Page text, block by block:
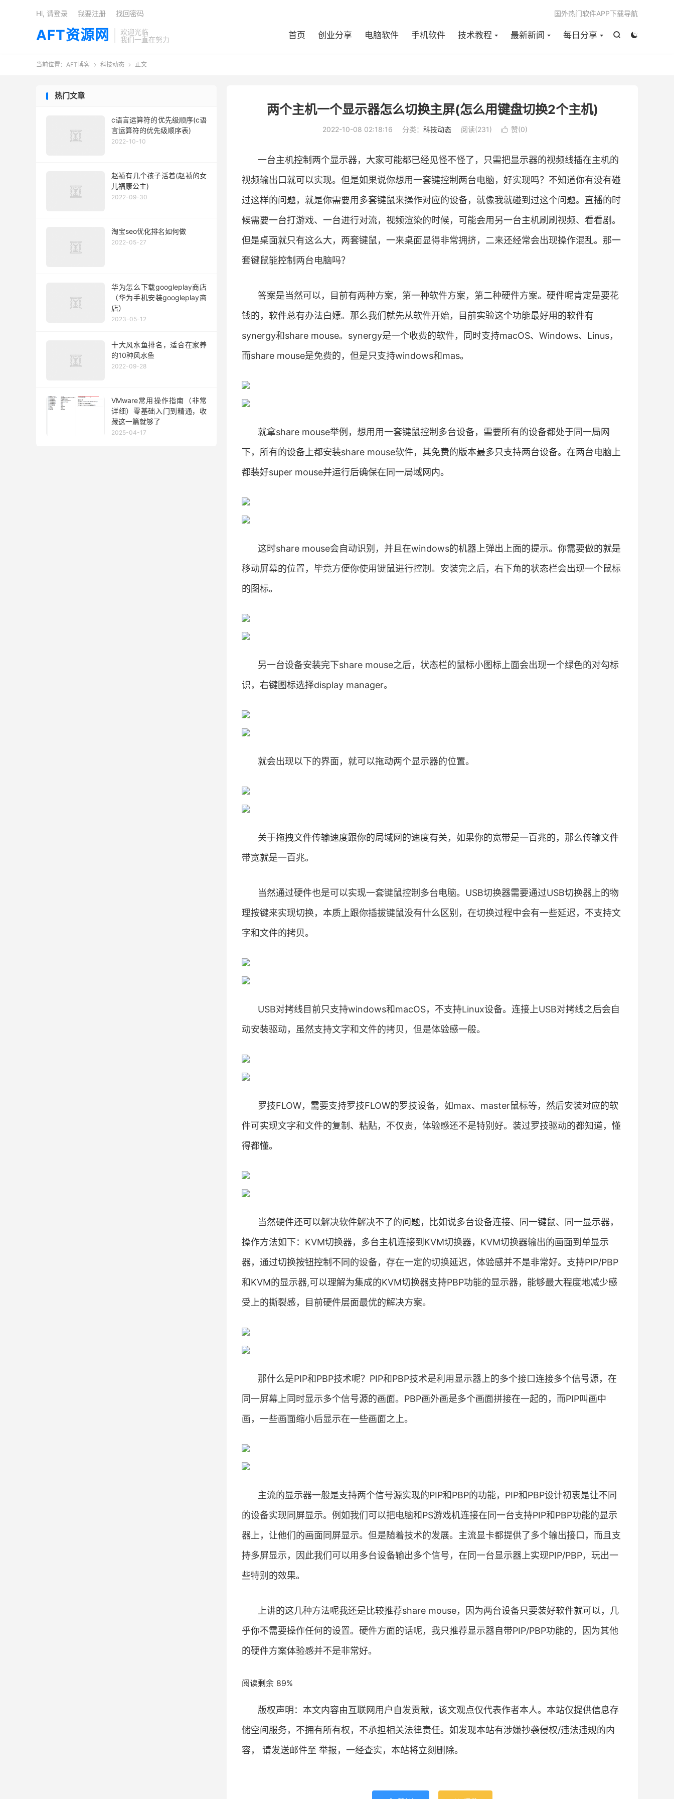
AFT资源网
欢迎光临
我们一直在努力


首页 创业分享 电脑软件 手机软件 技术教程 最新新闻 每日分享
国外热门软件APP下载导航
Hi, 请登录 我要注册 找回密码
当前位置： AFT博客  科技动态  正文
两个主机一个显示器怎么切换主屏(怎么用键盘切换2个主机)
2022-10-08 02:18:16 分类： 科技动态 阅读(231)  赞(0)
一台主机控制两个显示器，大家可能都已经见怪不怪了，只需把显示器的视频线插在主机的
视频输出口就可以实现。但是如果说你想用一套键控制两台电脑，好实现吗？不知道你有没有碰
过这样的问题，就是你需要用多套键鼠来操作对应的设备，就像我就碰到过这个问题。直播的时
候需要一台打游戏、一台进行对流，视频渲染的时候，可能会用另一台主机刷刷视频、看看剧。
但是桌面就只有这么大，两套键鼠，一来桌面显得非常拥挤，二来还经常会出现操作混乱。那一
套键鼠能控制两台电脑吗？
答案是当然可以，目前有两种方案，第一种软件方案，第二种硬件方案。硬件呢肯定是要花
钱的，软件总有办法白嫖。那么我们就先从软件开始，目前实验这个功能最好用的软件有
synergy和share mouse。synergy是一个收费的软件，同时支持macOS、Windows、Linus，
而share mouse是免费的，但是只支持windows和mas。
就拿share mouse举例，想用用一套键鼠控制多台设备，需要所有的设备都处于同一局网
下，所有的设备上都安装share mouse软件，其免费的版本最多只支持两台设备。在两台电脑上
都装好super mouse并运行后确保在同一局域网内。
这时share mouse会自动识别，并且在windows的机器上弹出上面的提示。你需要做的就是
移动屏幕的位置，毕竟方便你使用键鼠进行控制。安装完之后，右下角的状态栏会出现一个鼠标
的图标。
另一台设备安装完下share mouse之后，状态栏的鼠标小图标上面会出现一个绿色的对勾标
识，右键图标选择display manager。
就会出现以下的界面，就可以拖动两个显示器的位置。
关于拖拽文件传输速度跟你的局域网的速度有关，如果你的宽带是一百兆的，那么传输文件
带宽就是一百兆。
当然通过硬件也是可以实现一套键鼠控制多台电脑。USB切换器需要通过USB切换器上的物
理按键来实现切换，本质上跟你插拔键鼠没有什么区别，在切换过程中会有一些延迟，不支持文
字和文件的拷贝。
USB对拷线目前只支持windows和macOS，不支持Linux设备。连接上USB对拷线之后会自
动安装驱动，虽然支持文字和文件的拷贝，但是体验感一般。
罗技FLOW，需要支持罗技FLOW的罗技设备，如max、master鼠标等，然后安装对应的软
件可实现文字和文件的复制、粘贴，不仅贵，体验感还不是特别好。装过罗技驱动的都知道，懂
得都懂。
当然硬件还可以解决软件解决不了的问题，比如说多台设备连接、同一键鼠、同一显示器，
操作方法如下：KVM切换器，多台主机连接到KVM切换器，KVM切换器输出的画面到单显示
器，通过切换按钮控制不同的设备，存在一定的切换延迟，体验感并不是非常好。支持PIP/PBP
和KVM的显示器,可以理解为集成的KVM切换器支持PBP功能的显示器，能够最大程度地减少感
受上的撕裂感，目前硬件层面最优的解决方案。
那什么是PIP和PBP技术呢？PIP和PBP技术是利用显示器上的多个接口连接多个信号源，在
同一屏幕上同时显示多个信号源的画面。PBP画外画是多个画面拼接在一起的，而PIP叫画中
画，一些画面缩小后显示在一些画面之上。
主流的显示器一般是支持两个信号源实现的PIP和PBP的功能，PIP和PBP设计初衷是让不同
的设备实现同屏显示。例如我们可以把电脑和PS游戏机连接在同一台支持PIP和PBP功能的显示
器上，让他们的画面同屏显示。但是随着技术的发展。主流显卡都提供了多个输出接口，而且支
持多屏显示，因此我们可以用多台设备输出多个信号，在同一台显示器上实现PIP/PBP，玩出一
些特别的效果。
上讲的这几种方法呢我还是比较推荐share mouse，因为两台设备只要装好软件就可以，几
乎你不需要操作任何的设置。硬件方面的话呢，我只推荐显示器自带PIP/PBP功能的，因为其他
的硬件方案体验感并不是非常好。
阅读剩余 89%
版权声明：本文内容由互联网用户自发贡献，该文观点仅代表作者本人。本站仅提供信息存
储空间服务，不拥有所有权，不承担相关法律责任。如发现本站有涉嫌抄袭侵权/违法违规的内
容， 请发送邮件至 举报，一经查实，本站将立刻删除。
热门文章
c语言运算符的优先级顺序(c语
言运算符的优先级顺序表)
2022-10-10
赵祯有几个孩子活着(赵祯的女
儿福康公主)
2022-09-30
淘宝seo优化排名如何做
2022-05-27
华为怎么下载googleplay商店
（华为手机安装googleplay商
店）
2023-05-12
十大风水鱼排名，适合在家养
的10种风水鱼
2022-09-28
VMware常用操作指南（非常
详细）零基础入门到精通，收
藏这一篇就够了
2025-04-17